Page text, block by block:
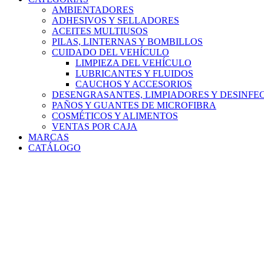
AMBIENTADORES
ADHESIVOS Y SELLADORES
ACEITES MULTIUSOS
PILAS, LINTERNAS Y BOMBILLOS
CUIDADO DEL VEHÍCULO
LIMPIEZA DEL VEHÍCULO
LUBRICANTES Y FLUIDOS
CAUCHOS Y ACCESORIOS
DESENGRASANTES, LIMPIADORES Y
PAÑOS Y GUANTES DE MICROFIBRA
COSMÉTICOS Y ALIMENTOS
VENTAS POR CAJA
MARCAS
CATÁLOGO